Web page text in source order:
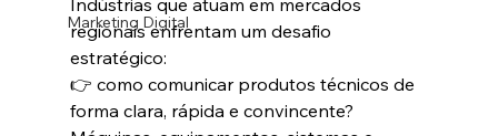
Marketing Digital
Indústrias que atuam em mercados
regionais enfrentam um desafio
estratégico:
👉 como comunicar produtos técnicos de
forma clara, rápida e convincente?